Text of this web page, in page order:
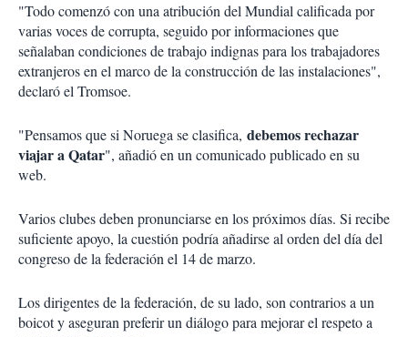
"Todo comenzó con una atribución del Mundial calificada por
varias voces de corrupta, seguido por informaciones que
señalaban condiciones de trabajo indignas para los trabajadores
extranjeros en el marco de la construcción de las instalaciones",
declaró el Tromsoe.
"Pensamos que si Noruega se clasifica, debemos rechazar
viajar a Qatar", añadió en un comunicado publicado en su
web.
Varios clubes deben pronunciarse en los próximos días. Si recibe
suficiente apoyo, la cuestión podría añadirse al orden del día del
congreso de la federación el 14 de marzo.
Los dirigentes de la federación, de su lado, son contrarios a un
boicot y aseguran preferir un diálogo para mejorar el respeto a